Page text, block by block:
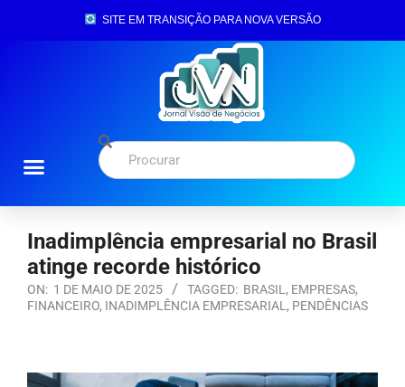
SITE EM TRANSIÇÃO PARA NOVA VERSÃO
Inadimplência empresarial no Brasil
atinge recorde histórico
ON: 1 DE MAIO DE 2025 TAGGED: BRASIL , EMPRESAS,
FINANCEIRO, INADIMPLÊNCIA EMPRESARIAL , PENDÊNCIAS